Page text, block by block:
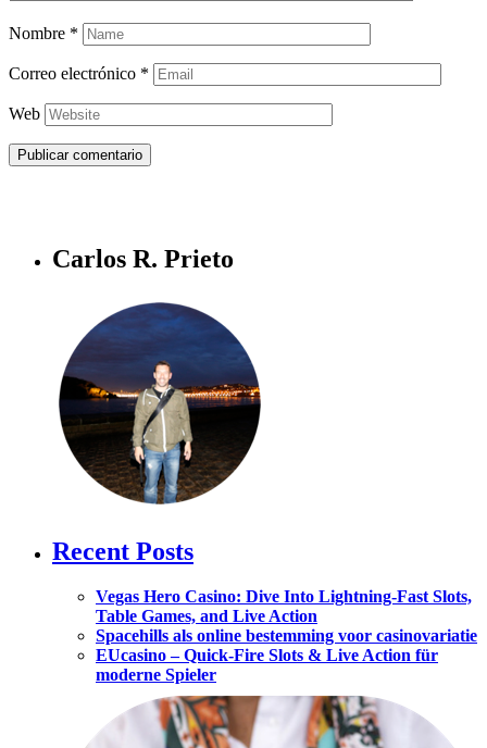
Nombre *
Correo electrónico *
Web
Carlos R. Prieto
Recent Posts
Vegas Hero Casino: Dive Into Lightning‑Fast Slots,
Table Games, and Live Action
Spacehills als online bestemming voor casinovariatie
EUcasino – Quick‑Fire Slots & Live Action für
moderne Spieler